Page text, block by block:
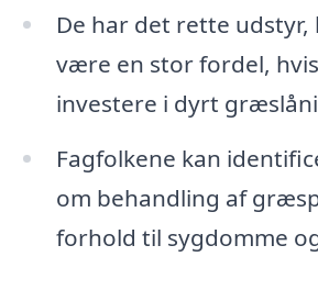
De har det rette udstyr,
være en stor fordel,
investere i dyrt
Fagfolkene kan
om behandling af
forhold til sygdomme